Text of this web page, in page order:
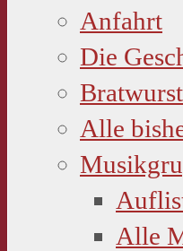
Anfahrt
Die
Alle
Alle